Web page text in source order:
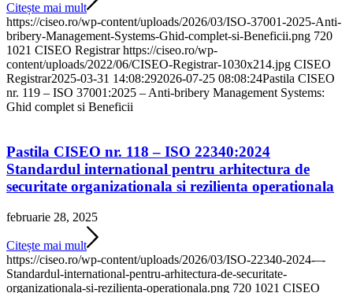
Citește mai mult
https://ciseo.ro/wp-content/uploads/2026/03/ISO-37001-2025-Anti-
bribery-Management-Systems-Ghid-complet-si-Beneficii.png 720
1021 CISEO Registrar https://ciseo.ro/wp-
content/uploads/2022/06/CISEO-Registrar-1030x214.jpg CISEO
Registrar2025-03-31 14:08:292026-07-25 08:08:24Pastila CISEO
nr. 119 – ISO 37001:2025 – Anti-bribery Management Systems:
Ghid complet si Beneficii
Pastila CISEO nr. 118 – ISO 22340:2024
Standardul international pentru arhitectura de
securitate organizationala si rezilienta operationala
februarie 28, 2025
Citește mai mult
https://ciseo.ro/wp-content/uploads/2026/03/ISO-22340-2024-–-
Standardul-international-pentru-arhitectura-de-securitate-
organizationala-si-rezilienta-operationala.png 720 1021 CISEO